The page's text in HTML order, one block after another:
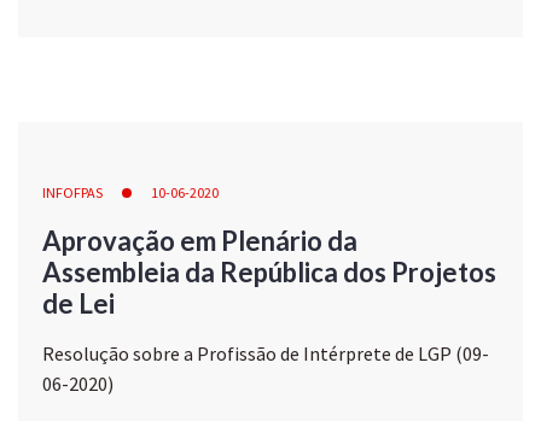
INFOFPAS 10-06-2020
Aprovação em Plenário da
Assembleia da República dos Projetos
de Lei
Resolução sobre a Profissão de Intérprete de LGP (09-
06-2020)